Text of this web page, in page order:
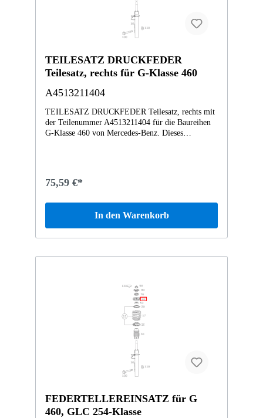
TEILESATZ DRUCKFEDER
Teilesatz, rechts für G-Klasse 460
A4513211404
TEILESATZ DRUCKFEDER Teilesatz, rechts mit
der Teilenummer A4513211404 für die Baureihen
G-Klasse 460 von Mercedes-Benz. Dieses
Gewicht: 1.095kg Dieses Teil ersetzt die
DRUCKFEDER A4513211404 wurde unter
anderem verbaut in folgenden Modellen 451380
fortwo coupé mhd 52 kW Vertrauen Sie auf
Mercedes-Benz Originalteile.
75,59 €*
In den Warenkorb
FEDERTELLEREINSATZ für G
460, GLC 254-Klasse